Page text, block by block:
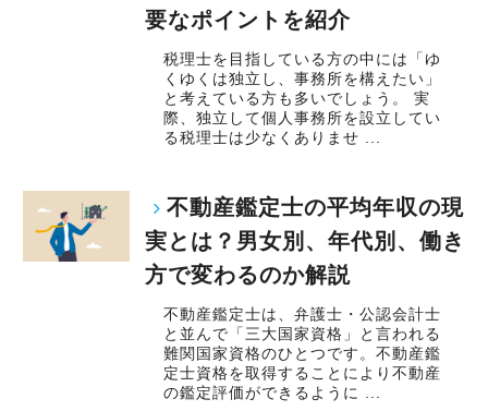
要なポイントを紹介
税理士を目指している方の中には「ゆ
くゆくは独立し、事務所を構えたい」
と考えている方も多いでしょう。 実
際、独立して個人事務所を設立してい
る税理士は少なくありませ ...
不動産鑑定士の平均年収の現
実とは？男女別、年代別、働き
方で変わるのか解説
不動産鑑定士は、弁護士・公認会計士
と並んで「三大国家資格」と言われる
難関国家資格のひとつです。不動産鑑
定士資格を取得することにより不動産
の鑑定評価ができるように ...